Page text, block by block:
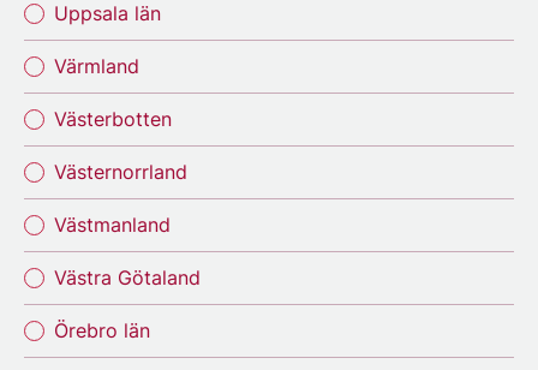
Uppsala län
Värmland
Västerbotten
Västernorrland
Västmanland
Västra Götaland
Örebro län